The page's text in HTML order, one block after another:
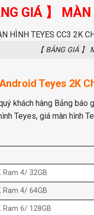
GIÁ 】
【 BẢNG GIÁ 】
Teyes 2K
khách hàng Bảng báo
Teyes, giá màn hình
Ram 4/ 32GB
Ram 4/ 64GB
Ram 6/ 128GB